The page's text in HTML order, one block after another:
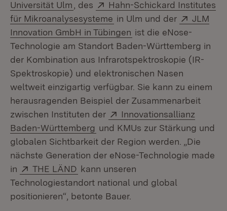
Universität Ulm (Öffnet in neuem Fenster)
, des Extern:
Hahn-Schickard Institutes
für Mikroanalysesysteme (Öffnet in neuem Fenster)
in Ulm und der Extern:
JLM
Innovation GmbH in Tübingen (Öffnet in neuem
ist die eNose-
Technologie am Standort Baden-Württemberg in
der Kombination aus Infrarotspektroskopie (IR-
Spektroskopie) und elektronischen Nasen
weltweit einzigartig verfügbar. Sie kann zu einem
herausragenden Beispiel der Zusammenarbeit
zwischen Instituten der
Extern:
Innovationsallianz
Baden-Württemberg (Öffnet in neuem Fenster)
und KMUs zur Stärkung und
globalen Sichtbarkeit der Region werden. „Die
nächste Generation der eNose-Technologie made
in
Extern:
THE LÄND (Öffnet in neuem Fenster)
kann unseren
Technologiestandort national und global
positionieren“, betonte Bauer.